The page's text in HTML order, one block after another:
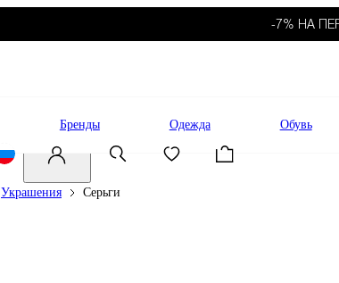
-7% НА
Бренды Одежда Обувь
Украшения Серьги